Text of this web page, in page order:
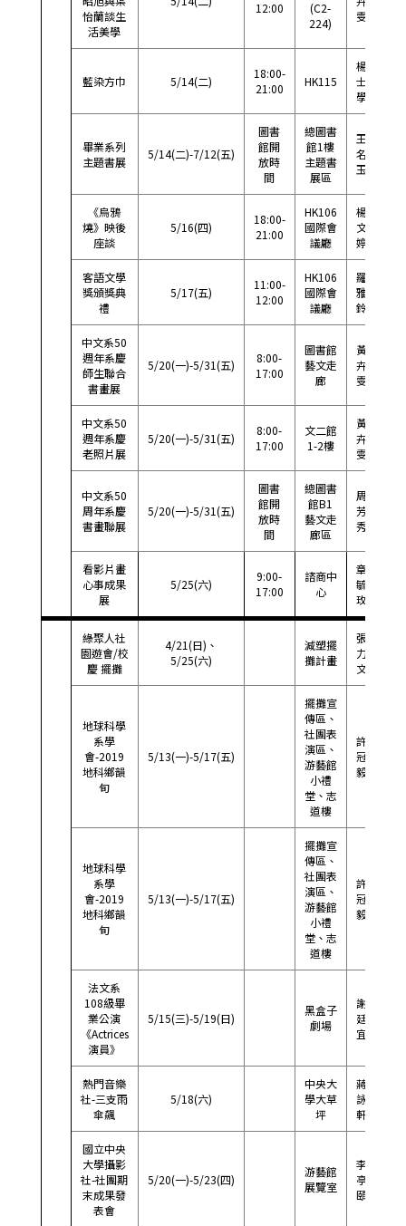
怡蘭談生
活美學
12:00
(C2-
224)
雯
藍染方巾 5/14(二)
18:00-
21:00
HK115
楊
士
學
畢業系列
主題書展
5/14(二)-7/12(五)
圖書
館開
放時
間
總圖書
館1樓
主題書
展區
王
名
玉
《烏鴉
燒》映後
座談
5/16(四)
18:00-
21:00
HK106
國際會
議廳
楊
文
婷
客語文學
獎頒獎典
禮
5/17(五)
11:00-
12:00
HK106
國際會
議廳
羅
雅
鈴
中文系50
週年系慶
師生聯合
書畫展
5/20(一)-5/31(五)
8:00-
17:00
圖書館
藝文走
廊
黃
卉
雯
中文系50
週年系慶
老照片展
5/20(一)-5/31(五)
8:00-
17:00
文二館
1-2樓
黃
卉
雯
中文系50
周年系慶
書畫聯展
5/20(一)-5/31(五)
圖書
館開
放時
間
總圖書
館B1
藝文走
廊區
周
芳
秀
看影片畫
心事成果
展
5/25(六)
9:00-
17:00
諮商中
心
章
毓
玫
綠聚人社
園遊會/校
慶 擺攤
4/21(日)、
5/25(六)
減塑擺
攤計畫
張
力
文
地球科學
系學
會-2019
地科鄉韻
旬
5/13(一)-5/17(五)
擺攤宣
傳區、
社團表
演區、
游藝館
小禮
堂、志
道樓
許
冠
毅
地球科學
系學
會-2019
地科鄉韻
旬
5/13(一)-5/17(五)
擺攤宣
傳區、
社團表
演區、
游藝館
小禮
堂、志
道樓
許
冠
毅
法文系
108級畢
業公演
《Actrices
演員》
5/15(三)-5/19(日)
黑盒子
劇場
謝
廷
宜
熱門音樂
社-三支雨
傘飆
5/18(六)
中央大
學大草
坪
蔣
詠
軒
國立中央
大學攝影
社-社團期
末成果發
表會
5/20(一)-5/23(四)
游藝館
展覽室
李
亭
頤